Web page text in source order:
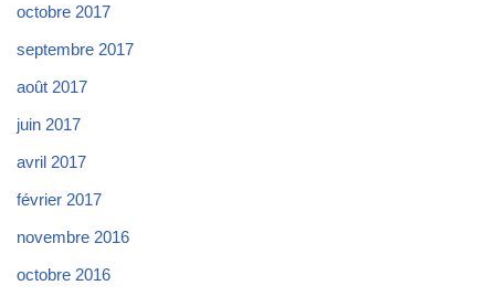
octobre 2017
septembre 2017
août 2017
juin 2017
avril 2017
février 2017
novembre 2016
octobre 2016